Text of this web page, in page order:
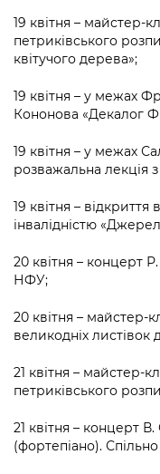
19 квітня – майстер-
петриківського
квітучого дерева»;
19 квітня – у межах
Кононова «Декалог
19 квітня – у межах
розважальна лекція
19 квітня –
інвалідністю
20 квітня – концерт
НФУ;
20 квітня – майстер-
великодніх
21 квітня – майстер-
петриківського
21 квітня – концерт
(фортепіано).